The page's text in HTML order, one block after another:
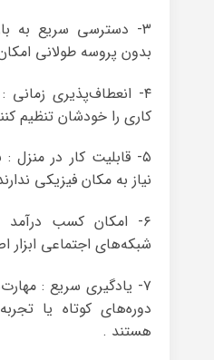
۳- دسترسی سریع به
بدون پروسه طولانی
۴- انعطاف‌پذیری زمانی :
کاری را خودشان تنظیم
۵- قابلیت کار در منزل
نیاز به مکان فیزیکی
۶- امکان کسب درآمد
شبکه‌های اجتماعی
۷- یادگیری سریع :
دوره‌های کوتاه یا
هستند .